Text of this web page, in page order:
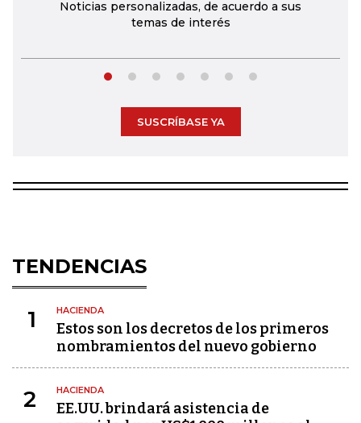
Noticias personalizadas, de acuerdo a sus
temas de interés
SUSCRÍBASE YA
TENDENCIAS
1 HACIENDA
Estos son los decretos de los primeros
nombramientos del nuevo gobierno
2 HACIENDA
EE.UU. brindará asistencia de